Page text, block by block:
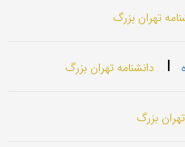
تهران بزرگ
| دانشنامه تهران بزرگ
بزرگ